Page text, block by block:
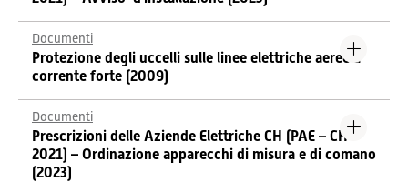
Documenti
Protezione degli uccelli sulle linee elettriche aeree a
corrente forte (2009)
Documenti
Prescrizioni delle Aziende Elettriche CH (PAE – CH
2021) – Ordinazione apparecchi di misura e di comano
(2023)